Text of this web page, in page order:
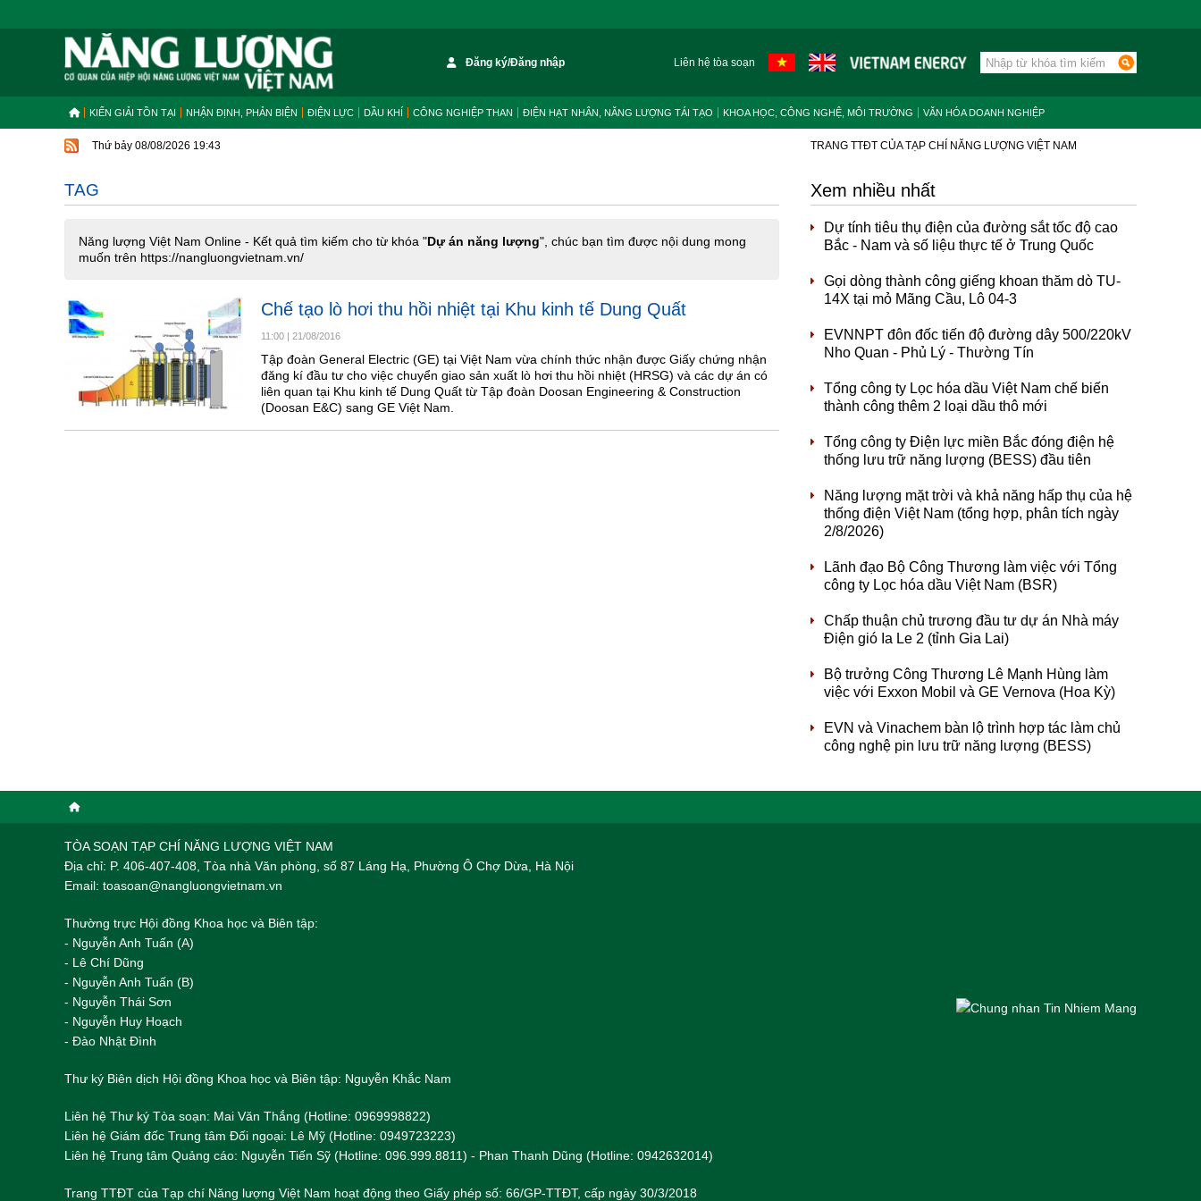
Đăng ký/Đăng nhập Liên hệ tòa soạn
KIẾN GIẢI TỒN TẠI NHẬN ĐỊNH, PHẢN BIỆN ĐIỆN LỰC DẦU KHÍ CÔNG NGHIỆP THAN ĐIỆN HẠT NHÂN, NĂNG LƯỢNG TÁI TẠO KHOA HỌC, CÔNG NGHỆ, MÔI TRƯỜNG VĂN HÓA DOANH NGHIỆP
Thứ bảy 08/08/2026 19:43 TRANG TTĐT CỦA TẠP CHÍ NĂNG LƯỢNG VIỆT NAM
TAG
Năng lượng Việt Nam Online - Kết quả tìm kiếm cho từ khóa "Dự án năng lượng", chúc bạn tìm được nội dung mong
muốn trên https://nangluongvietnam.vn/
Chế tạo lò hơi thu hồi nhiệt tại Khu kinh tế Dung Quất
11:00 | 21/08/2016
Tập đoàn General Electric (GE) tại Việt Nam vừa chính thức nhận được Giấy chứng nhận
đăng kí đầu tư cho việc chuyển giao sản xuất lò hơi thu hồi nhiệt (HRSG) và các dự án có
liên quan tại Khu kinh tế Dung Quất từ Tập đoàn Doosan Engineering & Construction
(Doosan E&C) sang GE Việt Nam.
Xem nhiều nhất
Dự tính tiêu thụ điện của đường sắt tốc độ cao
Bắc - Nam và số liệu thực tế ở Trung Quốc
Gọi dòng thành công giếng khoan thăm dò TU-
14X tại mỏ Mãng Cầu, Lô 04-3
EVNNPT đôn đốc tiến độ đường dây 500/220kV
Nho Quan - Phủ Lý - Thường Tín
Tổng công ty Lọc hóa dầu Việt Nam chế biến
thành công thêm 2 loại dầu thô mới
Tổng công ty Điện lực miền Bắc đóng điện hệ
thống lưu trữ năng lượng (BESS) đầu tiên
Năng lượng mặt trời và khả năng hấp thụ của hệ
thống điện Việt Nam (tổng hợp, phân tích ngày
2/8/2026)
Lãnh đạo Bộ Công Thương làm việc với Tổng
công ty Lọc hóa dầu Việt Nam (BSR)
Chấp thuận chủ trương đầu tư dự án Nhà máy
Điện gió Ia Le 2 (tỉnh Gia Lai)
Bộ trưởng Công Thương Lê Mạnh Hùng làm
việc với Exxon Mobil và GE Vernova (Hoa Kỳ)
EVN và Vinachem bàn lộ trình hợp tác làm chủ
công nghệ pin lưu trữ năng lượng (BESS)
TÒA SOẠN TẠP CHÍ NĂNG LƯỢNG VIỆT NAM
Địa chỉ: P. 406-407-408, Tòa nhà Văn phòng, số 87 Láng Hạ, Phường Ô Chợ Dừa, Hà Nội
Email: toasoan@nangluongvietnam.vn
Thường trực Hội đồng Khoa học và Biên tập:
​​​​​​- Nguyễn Anh Tuấn (A)
- Lê Chí Dũng
- Nguyễn Anh Tuấn (B)
- Nguyễn Thái Sơn
- Nguyễn Huy Hoạch
- Đào Nhật Đình
Thư ký Biên dịch Hội đồng Khoa học và Biên tập: Nguyễn Khắc Nam
Liên hệ Thư ký Tòa soạn: Mai Văn Thắng (Hotline: 0969998822)
Liên hệ Giám đốc Trung tâm Đối ngoại: Lê Mỹ (Hotline: 0949723223)
Liên hệ Trung tâm Quảng cáo: Nguyễn Tiến Sỹ (Hotline: 096.999.8811) - Phan Thanh Dũng (Hotline: 0942632014)
Trang TTĐT của Tạp chí Năng lượng Việt Nam hoạt động theo Giấy phép số: 66/GP-TTĐT, cấp ngày 30/3/2018